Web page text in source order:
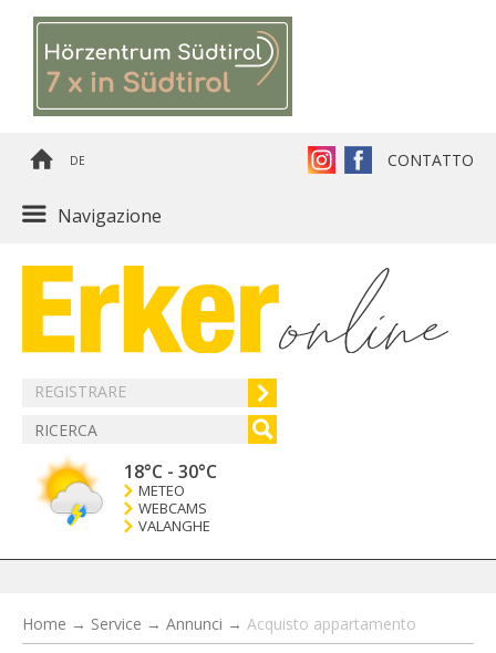
DE CONTATTO
Navigazione
REGISTRARE
18°C - 30°C
METEO
WEBCAMS
VALANGHE
Home → Service → Annunci → Acquisto appartamento